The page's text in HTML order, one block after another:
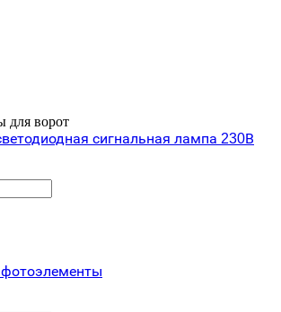
для ворот
сигнальная лампа 230В